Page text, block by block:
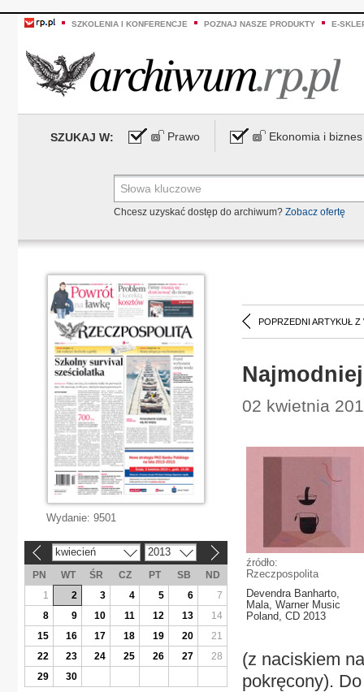
SZKOLENIA I KONFERENCJE POZNAJ NASZE PRODUKTY E-
SZUKAJ W: Prawo Ekonomia i biznes
Chcesz uzyskać dostęp do archiwum? Zobacz ofertę
POPRZEDNI ARTYKUŁ Z
02 kwietnia
źródło:
Rzeczpospolita
Devendra Banharto,
Mala, Warner Music
Poland, CD 2013
(z naciskiem
pokręcony).
Wydanie: 9501
kwiecień 2013
PN WT ŚR CZ PT SB
ND
1
2 3 4 5 6
7
8
9 10 11 12 13
14
15
16 17 18 19 20
21
22
23 24 25 26 27
28
29
30